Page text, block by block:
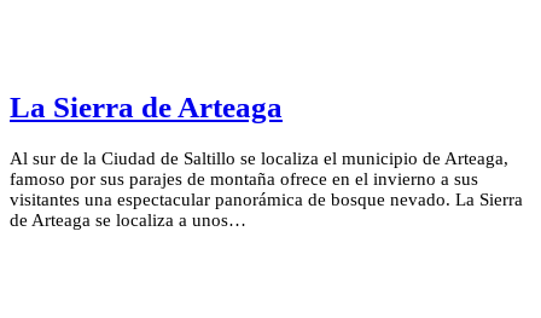
La Sierra de Arteaga
Al sur de la Ciudad de Saltillo se localiza el municipio de Arteaga,
famoso por sus parajes de montaña ofrece en el invierno a sus
visitantes una espectacular panorámica de bosque nevado. La Sierra
de Arteaga se localiza a unos…